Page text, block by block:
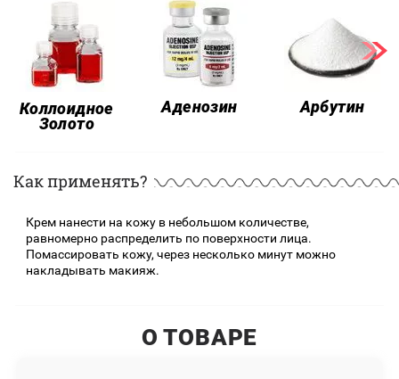
Коллоидное
Золото
Аденозин Арбутин
Как применять?
Крем нанести на кожу в небольшом количестве,
равномерно распределить по поверхности лица.
Помассировать кожу, через несколько минут можно
накладывать макияж.
О ТОВАРЕ